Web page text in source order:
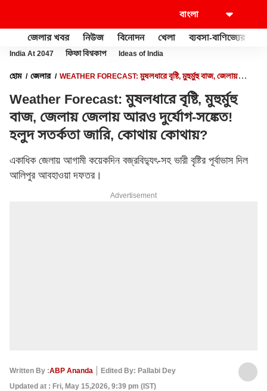
জেলার খবর নিউজ বিনোদন খেলা ব্যবসা-বাণিজ্যের
India At 2047 ফিফা বিশ্বকাপ Ideas of India
হোম জেলার
WEATHER FORECAST: মুষলধারে বৃষ্টি, মুহুর্মুহু বাজ, জেলায়
Weather Forecast: মুষলধারে বৃষ্টি, মুহুর্মুহু
বাজ, জেলায় জেলায় আরও দুর্যোগ-সঙ্কেত!
হলুদ সতর্কতা জারি, কোথায় কোথায়?
একাধিক জেলায় আগামী কয়েকদিন বজ্রবিদ্যুৎ-সহ ভারী বৃষ্টির পূর্বাভাস দিল
আলিপুর আবহাওয়া দফতর।
Advertisement
Written By :ABP Ananda
Edited By: Pallabi Dey
Updated at : Fri, May 15,2026, 9:39 pm (IST)